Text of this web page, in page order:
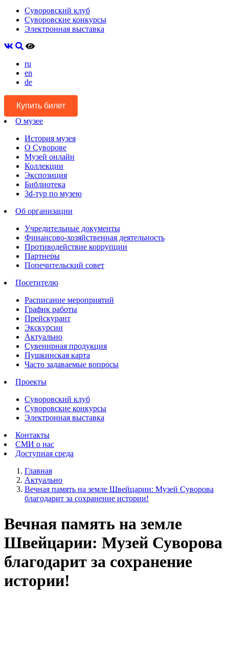
Суворовский клуб
Суворовские конкурсы
Электронная выставка
ru
en
de
Купить билет
О музее
История музея
О Суворове
Музей онлайн
Коллекции
Экспозиция
Библиотека
3d-тур по музею
Об организации
Учредительные документы
Финансово-хозяйственная деятельность
Противодействие коррупции
Партнеры
Попечительский совет
Посетителю
Расписание мероприятий
График работы
Прейскурант
Экскурсии
Актуально
Сувенирная продукция
Пушкинская карта
Часто задаваемые вопросы
Проекты
Суворовский клуб
Суворовские конкурсы
Электронная выставка
Контакты
СМИ о нас
Доступная среда
Главная
Актуально
Вечная память на земле Швейцарии: Музей Суворова
благодарит за сохранение истории!
Вечная память на земле
Швейцарии: Музей Суворова
благодарит за сохранение
истории!